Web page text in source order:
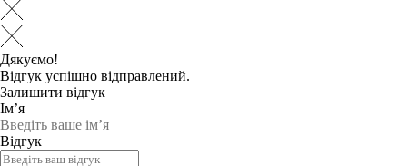
Дякуємо!
Відгук успішно відправлений.
Залишити відгук
Ім’я
Відгук